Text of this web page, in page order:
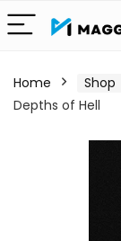
Home Shop
Depths of Hell